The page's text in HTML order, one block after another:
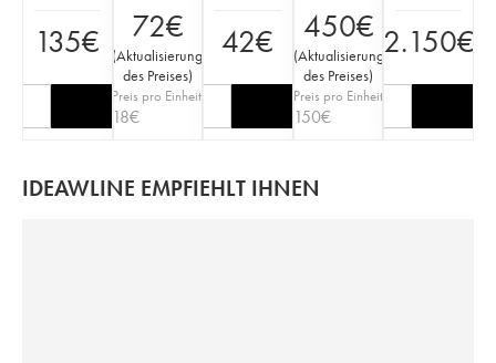
135€ 72€
(Aktualisierung
des Preises)
Preis pro Einheit
18€
42€ 450€
(Aktualisierung
des Preises)
Preis pro Einheit
150€
2.150€
IDEAWLINE EMPFIEHLT IHNEN